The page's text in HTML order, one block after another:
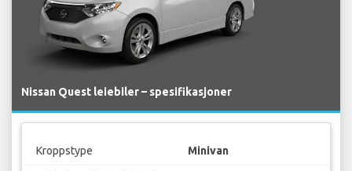
Nissan Quest leiebiler – spesifikasjoner
Kroppstype Minivan